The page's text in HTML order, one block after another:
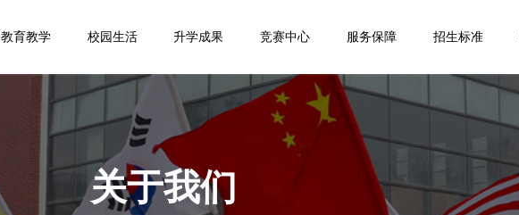
教育教学 校园生活 升学成果 竞赛中心 服务保障 招生标准
关于我们